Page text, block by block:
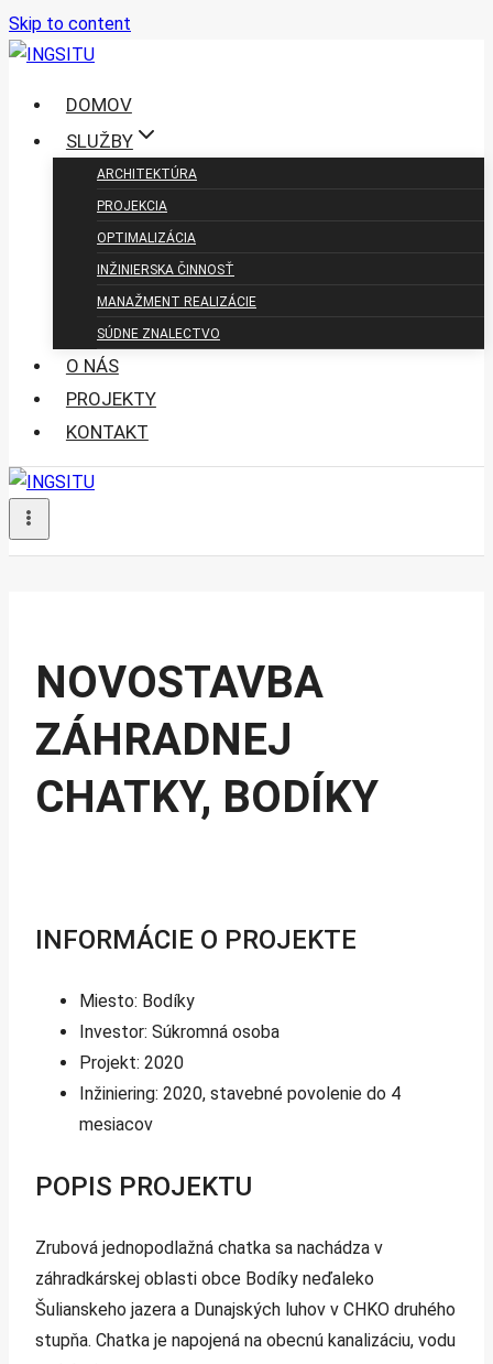
Skip to content
DOMOV
SLUŽBY
ARCHITEKTÚRA
PROJEKCIA
OPTIMALIZÁCIA
INŽINIERSKA ČINNOSŤ
MANAŽMENT REALIZÁCIE
SÚDNE ZNALECTVO
O NÁS
PROJEKTY
KONTAKT
NOVOSTAVBA
ZÁHRADNEJ
CHATKY, BODÍKY
INFORMÁCIE O PROJEKTE
Miesto: Bodíky
Investor: Súkromná osoba
Projekt: 2020
Inžiniering: 2020, stavebné povolenie do 4
mesiacov
POPIS PROJEKTU
Zrubová jednopodlažná chatka sa nachádza v
záhradkárskej oblasti obce Bodíky neďaleko
Šulianskeho jazera a Dunajských luhov v CHKO druhého
stupňa. Chatka je napojená na obecnú kanalizáciu, vodu